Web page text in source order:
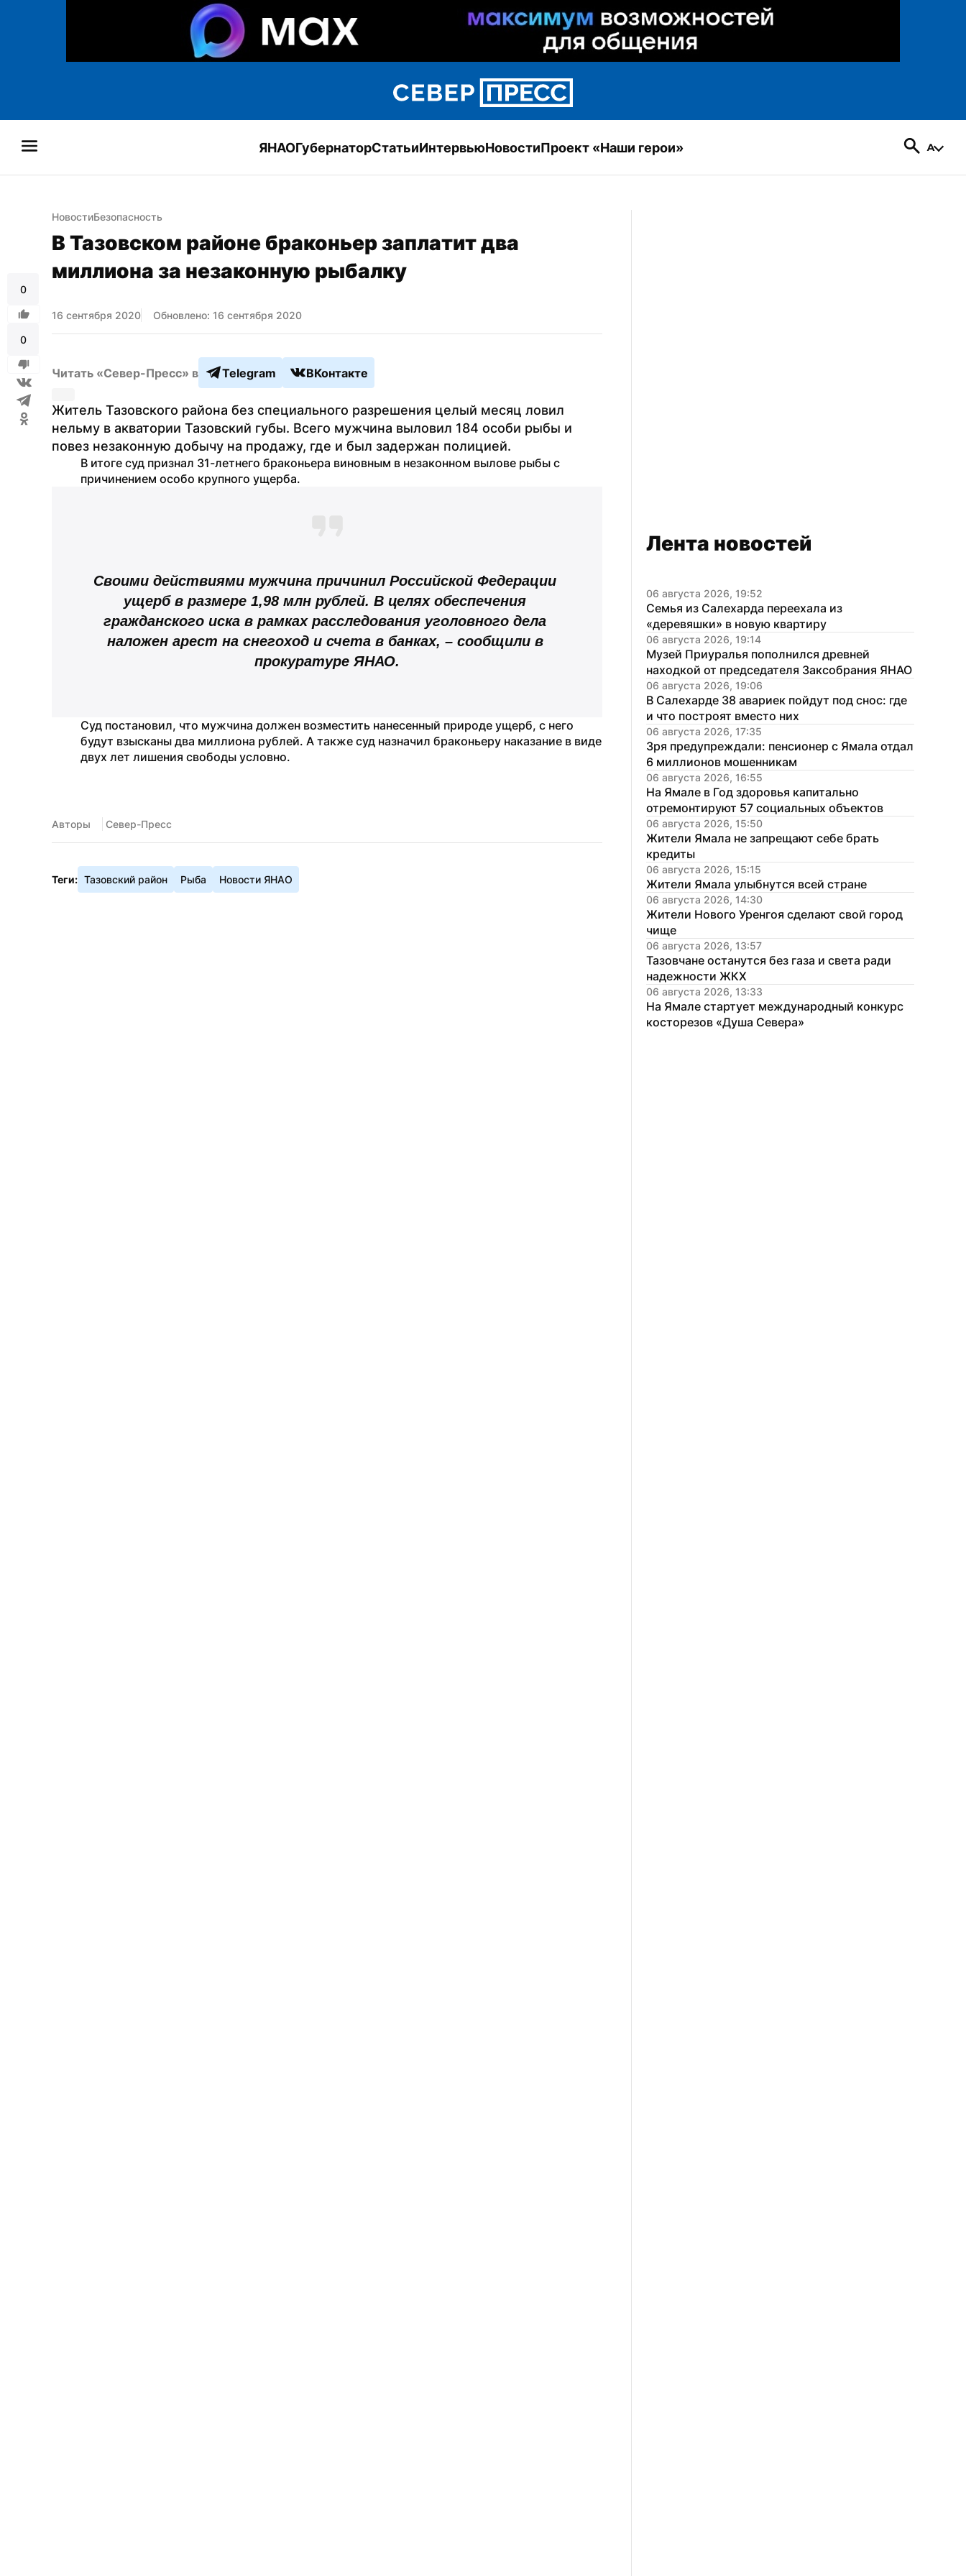
ЯНАОГубернаторСтатьиИнтервьюНовостиПроект «Наши герои»
0
0
НовостиБезопасность
В Тазовском районе браконьер заплатит два
миллиона за незаконную рыбалку
16 сентября 2020 Обновлено: 16 сентября 2020
Читать «Север-Пресс» в Telegram ВКонтакте
Житель Тазовского района без специального разрешения целый месяц ловил
нельму в акватории Тазовский губы. Всего мужчина выловил 184 особи рыбы и
повез незаконную добычу на продажу, где и был задержан полицией.
В итоге суд признал 31-летнего браконьера виновным в незаконном вылове рыбы с
причинением особо крупного ущерба.
Своими действиями мужчина причинил Российской Федерации
ущерб в размере 1,98 млн рублей. В целях обеспечения
гражданского иска в рамках расследования уголовного дела
наложен арест на снегоход и счета в банках, – сообщили в
прокуратуре ЯНАО.
Суд постановил, что мужчина должен возместить нанесенный природе ущерб, с него
будут взысканы два миллиона рублей. А также суд назначил браконьеру наказание в виде
двух лет лишения свободы условно.
Авторы Север-Пресс
Теги: Тазовский район Рыба Новости ЯНАО
Лента новостей
06 августа 2026, 19:52
Семья из Салехарда переехала из
«деревяшки» в новую квартиру
06 августа 2026, 19:14
Музей Приуралья пополнился древней
находкой от председателя Заксобрания ЯНАО
06 августа 2026, 19:06
В Салехарде 38 авариек пойдут под снос: где
и что построят вместо них
06 августа 2026, 17:35
Зря предупреждали: пенсионер с Ямала отдал
6 миллионов мошенникам
06 августа 2026, 16:55
На Ямале в Год здоровья капитально
отремонтируют 57 социальных объектов
06 августа 2026, 15:50
Жители Ямала не запрещают себе брать
кредиты
06 августа 2026, 15:15
Жители Ямала улыбнутся всей стране
06 августа 2026, 14:30
Жители Нового Уренгоя сделают свой город
чище
06 августа 2026, 13:57
Тазовчане останутся без газа и света ради
надежности ЖКХ
06 августа 2026, 13:33
На Ямале стартует международный конкурс
косторезов «Душа Севера»